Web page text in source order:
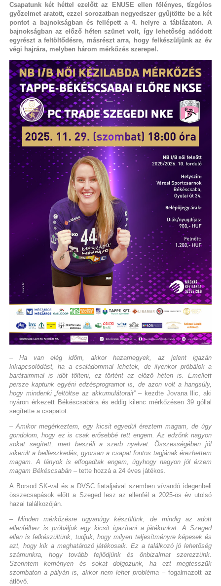
Csapatunk két héttel ezelőtt az ENUSE ellen fölényes, tízgólos
győzelmet aratott, ezzel sorozatban negyedszer gyűjtötte be a két
pontot a bajnokságban és fellépett a 4. helyre a táblázaton. A
bajnokságban az előző héten szünet volt, így lehetőség adódott
egyrészt a feltöltődésre, másrészt arra, hogy felkészüljünk az év
végi hajrára, melyben három mérkőzés szerepel.
– Ha van elég időm, akkor hazamegyek, az jelent igazán
kikapcsolódást, ha a családommal lehetek, de ilyenkor próbálok a
barátaimmal is időt tölteni, ez történt az előző héten is. Emellett
persze kaptunk egyéni edzésprogramot is, de azon volt a hangsúly,
hogy mindenki „feltöltse az akkumulátorait”– kezdte Jovana Ilic, aki
nyáron érkezett Békéscsabára és eddig kilenc mérkőzésen 39 góllal
segítette a csapatot.
– Amikor megérkeztem, egy kicsit egyedül éreztem magam, de úgy
gondolom, hogy ez is csak erősebbé tett engem. Az edzőnk nagyon
sokat segített, mert beszéli a szerb nyelvet. Összességében jól
sikerült a beilleszkedés, gyorsan a csapat fontos tagjának érezhettem
magam. A lányok is elfogadtak engem, úgyhogy nagyon jól érzem
magam Békéscsabán– tette hozzá a 24 éves játékos.
A Borsod SK-val és a DVSC fiataljaival szemben vívandó idegenbeli
összecsapások előtt a Szeged lesz az ellenfél a 2025-ös év utolsó
hazai találkozóján.
– Minden mérkőzésre ugyanúgy készülünk, de mindig az adott
ellenfélhez is próbáljuk egy kicsit igazítani a játékunkat. A Szeged
ellen is felkészültünk, tudjuk, hogy milyen teljesítményre képesek és
azt, hogy kik a meghatározó játékosaik. Ez a találkozó jó lehetőség
számunkra, hogy tovább fejlődjünk és önbizalmat szerezzünk.
Szerintem keményen és sokat dolgozunk, ha ezt megtesszük
szombaton a pályán is, akkor nem lehet probléma – fogalmazott az
átlövő.